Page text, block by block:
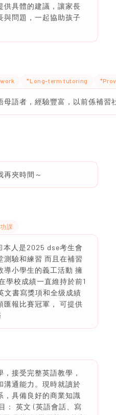
供具體的建議，讓家長
與問題，一起協助孩子
*Long-term tutoring
母語者，經驗豐富，以前係補習
再夾時間～
課
人是2025 dse考生會
測驗和練習 而且在補習
導小學生的義工活動 擁
學校成績一直維持於前1
文書寫獎項和全级成績
匯報比賽冠軍， 可提供
接受完整英語教學，
溝通能力。現時就讀於
，具備良好的商業知識
： 英文 (英語會話、寫